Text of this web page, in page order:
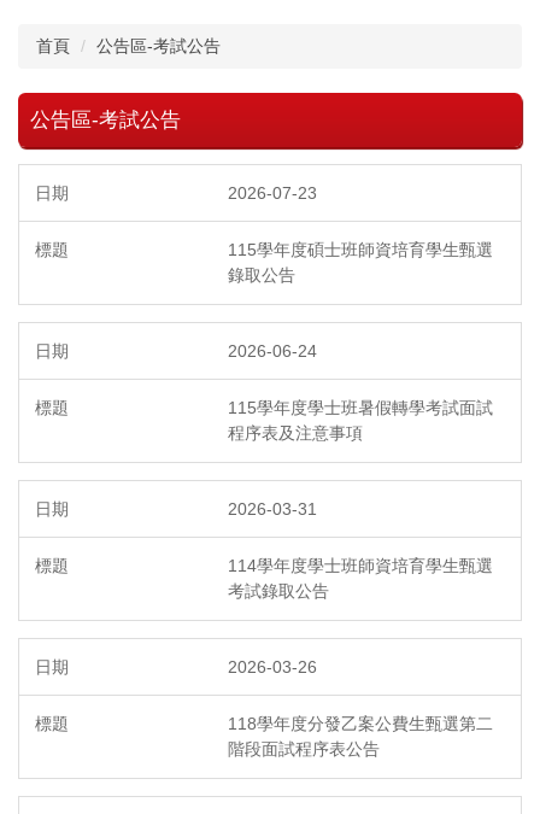
首頁 公告區-考試公告
公告區-考試公告
2026-07-23
115學年度碩士班師資培育學生甄選
錄取公告
2026-06-24
115學年度學士班暑假轉學考試面試
程序表及注意事項
2026-03-31
114學年度學士班師資培育學生甄選
考試錄取公告
2026-03-26
118學年度分發乙案公費生甄選第二
階段面試程序表公告